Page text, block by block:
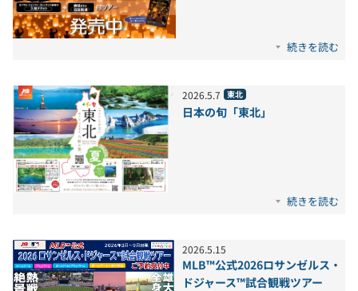
続きを読む
2026.5.7 東北
日本の旬「東北」
続きを読む
2026.5.15
MLB™公式2026ロサンゼルス・
ドジャース™試合観戦ツアー